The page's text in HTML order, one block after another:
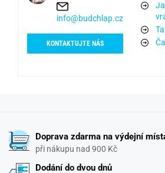
info@budchlap.cz
KONTAKTUJTE NÁS
Doprava zdarma na výdejní
při nákupu nad 900 Kč
Dodání do dvou dnů